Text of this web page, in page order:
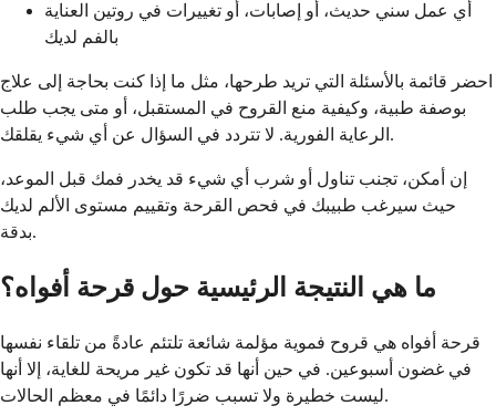
أي عمل سني حديث، أو إصابات، أو تغييرات في روتين العناية
بالفم لديك
احضر قائمة بالأسئلة التي تريد طرحها، مثل ما إذا كنت بحاجة إلى علاج
بوصفة طبية، وكيفية منع القروح في المستقبل، أو متى يجب طلب
الرعاية الفورية. لا تتردد في السؤال عن أي شيء يقلقك.
إن أمكن، تجنب تناول أو شرب أي شيء قد يخدر فمك قبل الموعد،
حيث سيرغب طبيبك في فحص القرحة وتقييم مستوى الألم لديك
بدقة.
ما هي النتيجة الرئيسية حول قرحة أفواه؟
قرحة أفواه هي قروح فموية مؤلمة شائعة تلتئم عادةً من تلقاء نفسها
في غضون أسبوعين. في حين أنها قد تكون غير مريحة للغاية، إلا أنها
ليست خطيرة ولا تسبب ضررًا دائمًا في معظم الحالات.